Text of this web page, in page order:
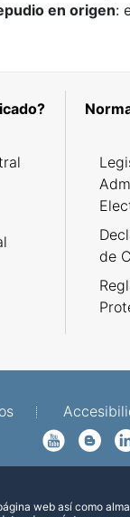
en origen:
de
Linkedin
web así como